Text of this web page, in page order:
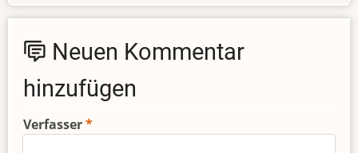
Neuen Kommentar
hinzufügen
Verfasser